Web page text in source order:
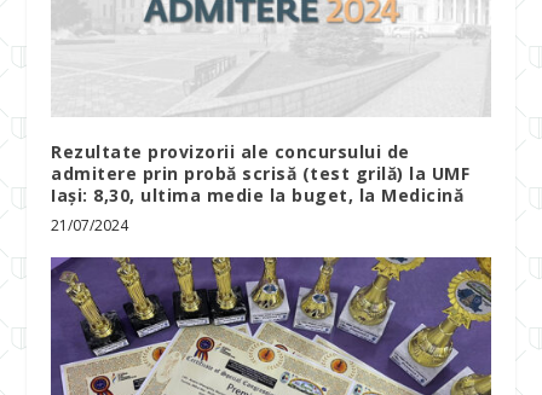
Rezultate provizorii ale concursului de
admitere prin probă scrisă (test grilă) la UMF
Iași: 8,30, ultima medie la buget, la Medicină
21/07/2024